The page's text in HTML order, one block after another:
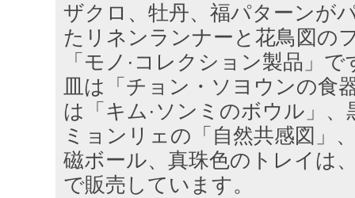
ザクロ、牡丹、福パターンが
たリネンランナーと花鳥図の
「モノ·コレクション製品」
皿は「チョン・ソヨウンの食
は「キム·ソンミのボウル」
ミョンリェの「自然共感図」
磁ボール、真珠色のトレイは
で販売しています。